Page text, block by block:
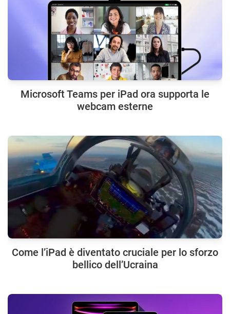
Microsoft Teams per iPad ora supporta le
webcam esterne
Come l’iPad è diventato cruciale per lo sforzo
bellico dell’Ucraina